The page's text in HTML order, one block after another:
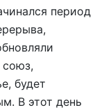
период
союз,
будет
В этот день